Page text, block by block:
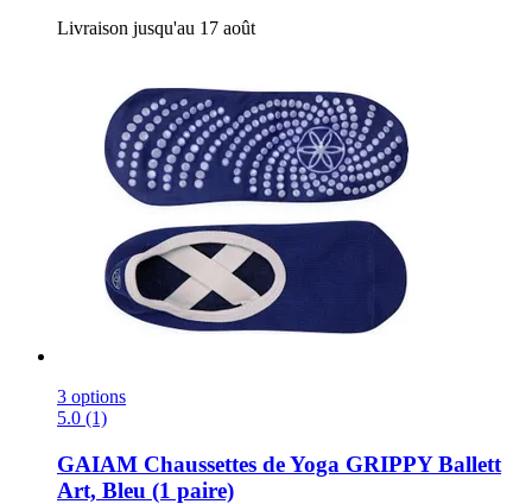
Livraison jusqu'au 17 août
3 options
5.0 (1)
GAIAM Chaussettes de Yoga GRIPPY Ballett
Art, Bleu (1 paire)